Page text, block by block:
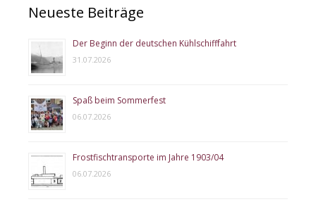
Neueste Beiträge
Der Beginn der deutschen Kühlschifffahrt
31.07.2026
Spaß beim Sommerfest
06.07.2026
Frostfischtransporte im Jahre 1903/04
06.07.2026